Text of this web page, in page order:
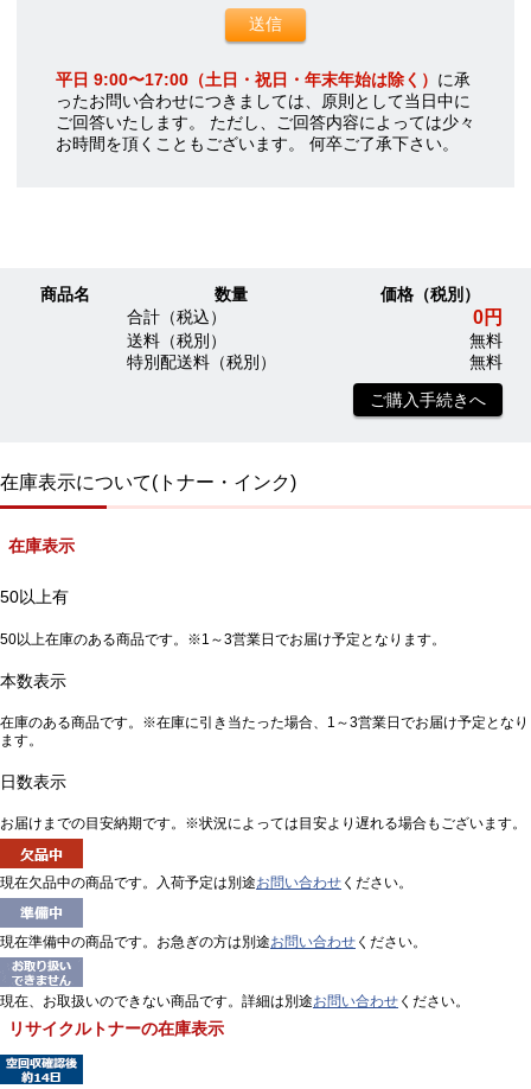
平日 9:00〜17:00（土日・祝日・年末年始は除く） に承
ったお問い合わせにつきましては、原則として当日中に
ご回答いたします。 ただし、ご回答内容によっては少々
お時間を頂くこともございます。 何卒ご了承下さい。
商品名 数量
価格（税別）
合計（税込）
0円
送料（税別）
無料
特別配送料（税別）
無料
ご購入手続きへ
在庫表示について(トナー・インク)
在庫表示
50以上有
50以上在庫のある商品です。※1～3営業日でお届け予定となります。
本数表示
在庫のある商品です。※在庫に引き当たった場合、1～3営業日でお届け予定となり
ます。
日数表示
お届けまでの目安納期です。※状況によっては目安より遅れる場合もございます。
現在欠品中の商品です。入荷予定は別途お問い合わせ ください。
現在準備中の商品です。お急ぎの方は別途お問い合わせ ください。
現在、お取扱いのできない商品です。詳細は別途お問い合わせ ください。
リサイクルトナーの在庫表示